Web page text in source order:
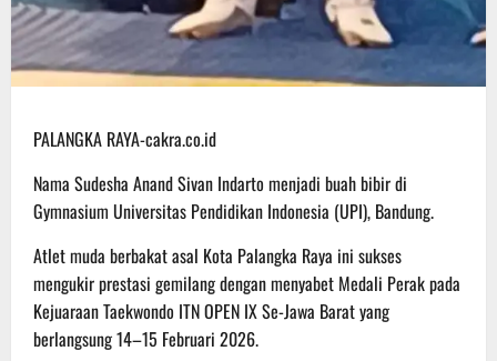
PALANGKA RAYA-cakra.co.id
Nama Sudesha Anand Sivan Indarto menjadi buah bibir di
Gymnasium Universitas Pendidikan Indonesia (UPI), Bandung.
Atlet muda berbakat asal Kota Palangka Raya ini sukses
mengukir prestasi gemilang dengan menyabet Medali Perak pada
Kejuaraan Taekwondo ITN OPEN IX Se-Jawa Barat yang
berlangsung 14–15 Februari 2026.